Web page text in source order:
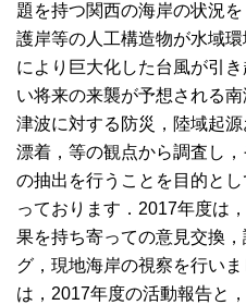
題を持つ関西の海岸の状況
護岸等の人工構造物が水域
により巨大化した台風が引
い将来の来襲が予想される
津波に対する防災，陸域起
漂着，等の観点から調査し
の抽出を行うことを目的と
っております．2017年度は
果を持ち寄っての意見交換
グ，現地海岸の視察を行い
は，2017年度の活動報告と